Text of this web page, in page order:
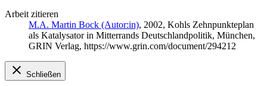
Arbeit zitieren
M.A. Martin Bock (Autor:in), 2002, Kohls Zehnpunkteplan
als Katalysator in Mitterrands Deutschlandpolitik, München,
GRIN Verlag, https://www.grin.com/document/294212
Schließen